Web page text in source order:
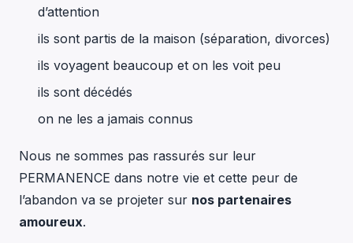
d’attention
ils sont partis de la maison (séparation, divorces)
ils voyagent beaucoup et on les voit peu
ils sont décédés
on ne les a jamais connus
Nous ne sommes pas rassurés sur leur
PERMANENCE dans notre vie et cette peur de
l’abandon va se projeter sur nos partenaires
amoureux.